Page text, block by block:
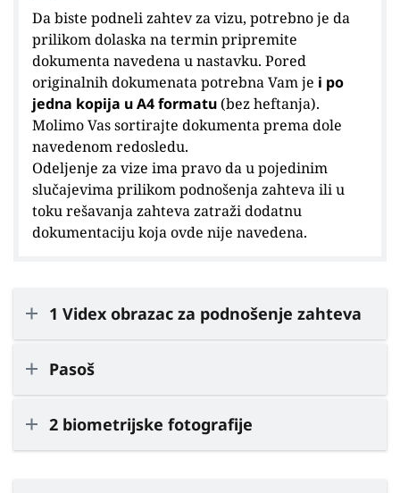
Da biste podneli zahtev za vizu, potrebno je da
prilikom dolaska na termin pripremite
dokumenta navedena u nastavku. Pored
originalnih dokumenata potrebna Vam je i po
jedna kopija u A4 formatu (bez heftanja).
Molimo Vas sortirajte dokumenta prema dole
navedenom redosledu.
Odeljenje za vize ima pravo da u pojedinim
slučajevima prilikom podnošenja zahteva ili u
toku rešavanja zahteva zatraži dodatnu
dokumentaciju koja ovde nije navedena.
1 Videx obrazac za podnošenje zahteva
Pasoš
2 biometrijske fotografije